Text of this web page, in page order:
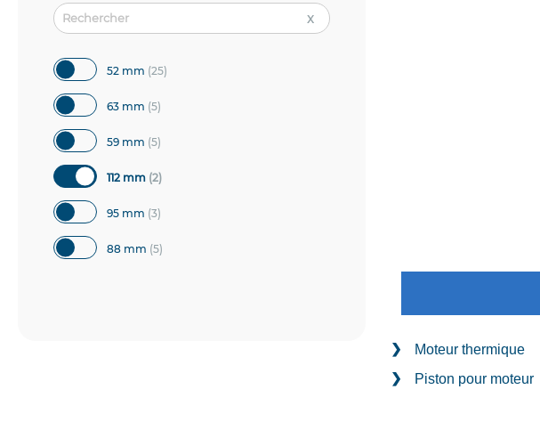
Moteur thermique
Piston pour moteur
52 mm 25articles
63 mm 5articles
59 mm 5articles
112 mm 2articles
95 mm 3articles
88 mm 5articles